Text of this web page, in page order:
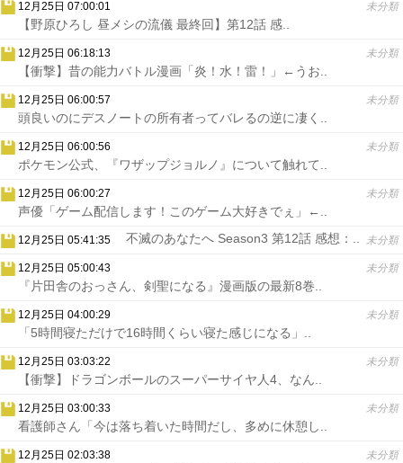
12月25日 07:00:01 未分類
【野原ひろし 昼メシの流儀 最終回】第12話 感..
12月25日 06:18:13 未分類
【衝撃】昔の能力バトル漫画「炎！水！雷！」←うお..
12月25日 06:00:57 未分類
頭良いのにデスノートの所有者ってバレるの逆に凄く..
12月25日 06:00:56 未分類
ポケモン公式、『ワザップジョルノ』について触れて..
12月25日 06:00:27 未分類
声優「ゲーム配信します！このゲーム大好きでぇ」←..
12月25日 05:41:35 未分類
不滅のあなたへ Season3 第12話 感想：..
12月25日 05:00:43 未分類
『片田舎のおっさん、剣聖になる』漫画版の最新8巻..
12月25日 04:00:29 未分類
「5時間寝ただけで16時間くらい寝た感じになる」..
12月25日 03:03:22 未分類
【衝撃】ドラゴンボールのスーパーサイヤ人4、なん..
12月25日 03:00:33 未分類
看護師さん「今は落ち着いた時間だし、多めに休憩し..
12月25日 02:03:38 未分類